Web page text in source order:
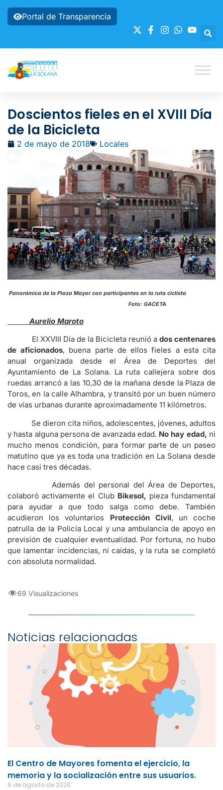
Portal de Transparencia
Doscientos fieles en el XVIII Día
de la Bicicleta
2 de mayo de 2018 Locales
Panorámica de la Plaza Mayor con participantes en la ruta ciclista
Foto: GACETA
Aurelio Maroto
El XXVIII Día de la Bicicleta reunió ados centenares
de aficionados, buena parte de ellos fieles a esta cita
anual organizada desde el Área de Deportes del
Ayuntamiento de La Solana. La ruta callejera sobre dos
ruedas arrancó a las 10,30 de la mañana desde la Plaza de
Toros, en la calle Alhambra, y transitó por un buen número
de vías urbanas durante aproximadamente 11 kilómetros.
Se dieron cita niños, adolescentes, jóvenes, adultos
y hasta alguna persona de avanzada edad. No hay edad, ni
mucho menos condición, para formar parte de un paseo
matutino que ya es toda una tradición en La Solana desde
hace casi tres décadas.
Además del personal del Área de Deportes,
colaboró activamente el ClubBikesol, pieza fundamental
para ayudar a que todo salga como debe. También
acudieron los voluntarios Protección Civil, un coche
patrulla de la Policía Local y una ambulancia de apoyo en
previsión de cualquier eventualidad. Por fortuna, no hubo
que lamentar incidencias, ni caídas, y la ruta se completó
con absoluta normalidad.
69 Visualizaciones
Noticias relacionadas
El Centro de Mayores fomenta el ejercicio, la
memoria y la socialización entre sus usuarios.
6 de agosto de 2026